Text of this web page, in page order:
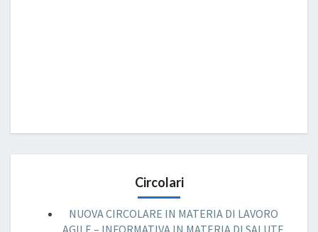
Circolari
NUOVA CIRCOLARE IN MATERIA DI LAVORO
AGILE – INFORMATIVA IN MATERIA DI SALUTE